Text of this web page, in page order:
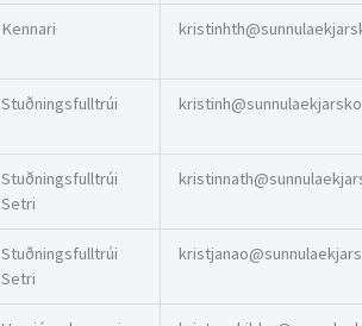
Kennari
Stuðningsfulltrúi
Stuðningsfulltrúi
Setri
Stuðningsfulltrúi
Setri